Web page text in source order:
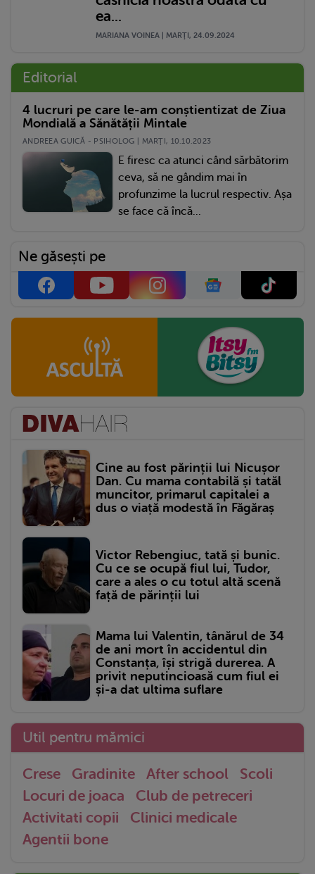
ea...
MARIANA VOINEA | MARŢI, 24.09.2024
Editorial
4 lucruri pe care le-am conștientizat de Ziua
Mondială a Sănătății Mintale
ANDREEA GUICĂ - PSIHOLOG | MARŢI, 10.10.2023
E firesc ca atunci când sărbătorim
ceva, să ne gândim mai în
profunzime la lucrul respectiv. Așa
se face că încă...
Ne găsești pe
Cine au fost părinții lui Nicușor
Dan. Cu mama contabilă și tatăl
muncitor, primarul capitalei a
dus o viață modestă în Făgăraș
Victor Rebengiuc, tată și bunic.
Cu ce se ocupă fiul lui, Tudor,
care a ales o cu totul altă scenă
față de părinții lui
Mama lui Valentin, tânărul de 34
de ani mort în accidentul din
Constanța, își strigă durerea. A
privit neputincioasă cum fiul ei
și-a dat ultima suflare
Util pentru mămici
Crese Gradinite After school
Scoli
Locuri de joaca
Club de petreceri
Activitati copii
Clinici medicale
Agentii bone